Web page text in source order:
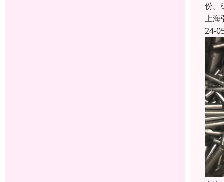
份。
上海
24-